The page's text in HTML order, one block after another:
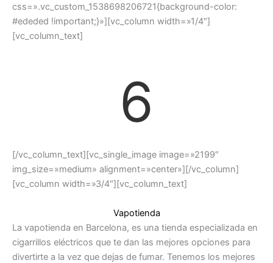
css=».vc_custom_1538698206721{background-color:
#ededed !important;}»][vc_column width=»1/4″]
[vc_column_text]
6
[/vc_column_text][vc_single_image image=»2199″
img_size=»medium» alignment=»center»][/vc_column]
[vc_column width=»3/4″][vc_column_text]
Vapotienda
La vapotienda en Barcelona, es una tienda especializada en
cigarrillos eléctricos que te dan las mejores opciones para
divertirte a la vez que dejas de fumar. Tenemos los mejores